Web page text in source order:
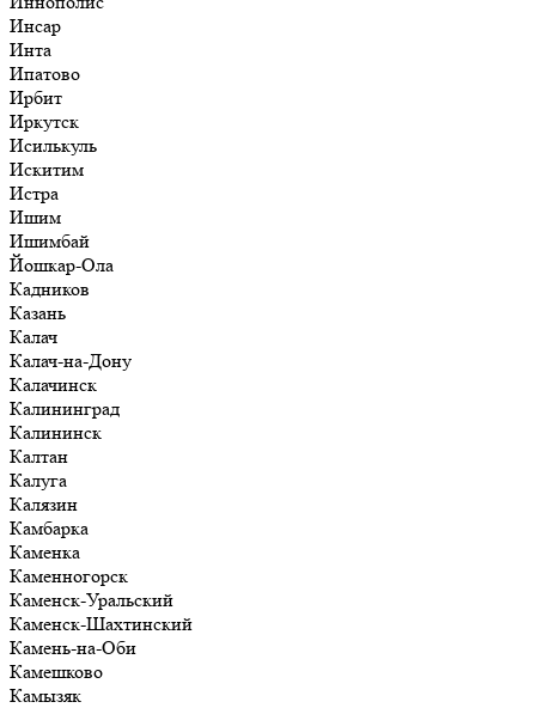
Инсар
Инта
Ипатово
Ирбит
Иркутск
Исилькуль
Искитим
Истра
Ишим
Ишимбай
Йошкар-Ола
Кадников
Казань
Калач
Калач-на-Дону
Калачинск
Калининград
Калининск
Калтан
Калуга
Калязин
Камбарка
Каменка
Каменногорск
Каменск-Уральский
Каменск-Шахтинский
Камень-на-Оби
Камешково
Камызяк